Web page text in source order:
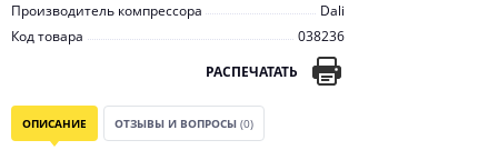
Производитель компрессора
Dali
Код товара
038236
РАСПЕЧАТАТЬ
ОПИСАНИЕ ОТЗЫВЫ И ВОПРОСЫ (0)